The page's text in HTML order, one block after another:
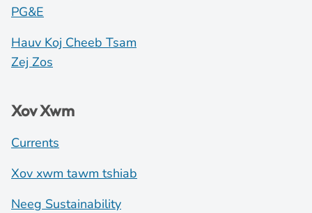
PG&E
Hauv Koj Cheeb Tsam
Zej Zos
Xov Xwm
Currents
Xov xwm tawm tshiab
Neeg Sustainability